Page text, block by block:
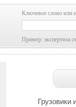
Ключевое слово или
Пример: экспертиза
Грузовики